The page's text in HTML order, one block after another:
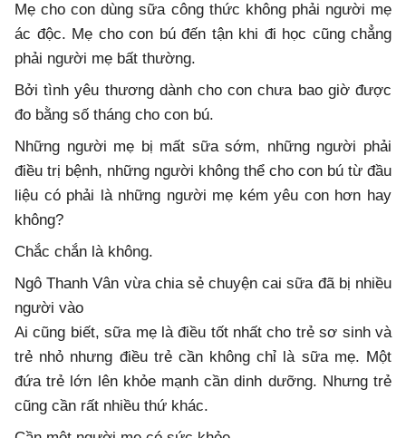
Mẹ cho con dùng sữa công thức không phải người mẹ
ác độc. Mẹ cho con bú đến tận khi đi học cũng chẳng
phải người mẹ bất thường.
Bởi tình yêu thương dành cho con chưa bao giờ được
đo bằng số tháng cho con bú.
Những người mẹ bị mất sữa sớm, những người phải
điều trị bệnh, những người không thể cho con bú từ đầu
liệu có phải là những người mẹ kém yêu con hơn hay
không?
Chắc chắn là không.
Ngô Thanh Vân vừa chia sẻ chuyện cai sữa đã bị nhiều
người vào
Ai cũng biết, sữa mẹ là điều tốt nhất cho trẻ sơ sinh và
trẻ nhỏ nhưng điều trẻ cần không chỉ là sữa mẹ. Một
đứa trẻ lớn lên khỏe mạnh cần dinh dưỡng. Nhưng trẻ
cũng cần rất nhiều thứ khác.